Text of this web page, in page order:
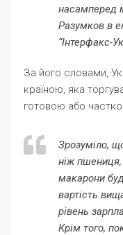
насамперед
Разумков в
“Інтерфакс-
За його словами,
країною, яка
готовою або
Зрозуміло,
ніж пшениця,
макарони
вартість
рівень
Крім того,